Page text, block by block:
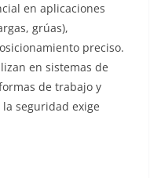
en aplicaciones
grúas),
preciso.
en sistemas de
de trabajo y
seguridad exige